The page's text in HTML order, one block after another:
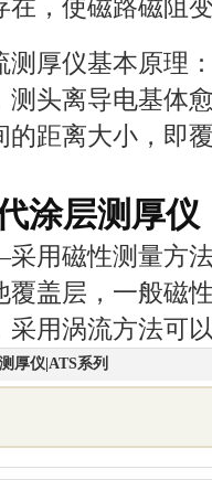
在，使磁路磁阻
测厚仪基本原理
测头离导电基体
的距离大小，即
涂层测厚仪
用磁性测量方法
覆盖层，一般磁
采用涡流方法可
厚仪|ATS系列